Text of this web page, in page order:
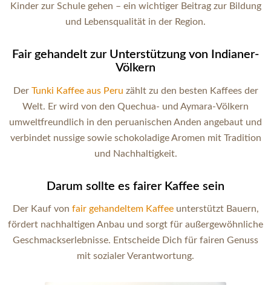
Kinder zur Schule gehen – ein wichtiger Beitrag zur Bildung
und Lebensqualität in der Region.
Fair gehandelt zur Unterstützung von Indianer-
Völkern
Der Tunki Kaffee aus Peru zählt zu den besten Kaffees der
Welt. Er wird von den Quechua- und Aymara-Völkern
umweltfreundlich in den peruanischen Anden angebaut und
verbindet nussige sowie schokoladige Aromen mit Tradition
und Nachhaltigkeit.
Darum sollte es fairer Kaffee sein
Der Kauf von fair gehandeltem Kaffeeunterstützt Bauern,
fördert nachhaltigen Anbau und sorgt für außergewöhnliche
Geschmackserlebnisse. Entscheide Dich für fairen Genuss
mit sozialer Verantwortung.